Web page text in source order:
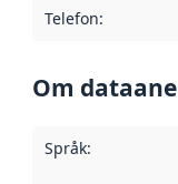
Telefon:
Om dataane
Språk: